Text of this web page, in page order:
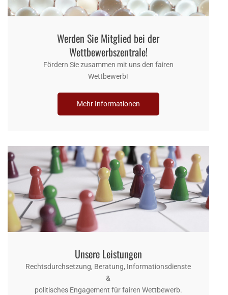
Werden Sie Mitglied bei der
Wettbewerbszentrale!
Fördern Sie zusammen mit uns den fairen
Wettbewerb!
Mehr Informationen
Unsere Leistungen
Rechtsdurchsetzung, Beratung, Informationsdienste
&
politisches Engagement für fairen Wettbewerb.